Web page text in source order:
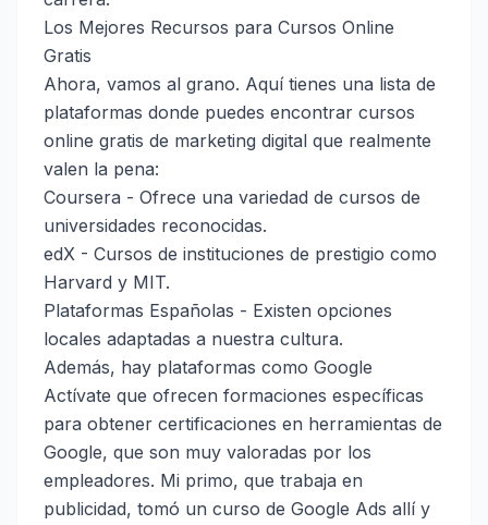
Los Mejores Recursos para Cursos Online
Gratis
Ahora, vamos al grano. Aquí tienes una lista de
plataformas donde puedes encontrar cursos
online gratis de marketing digital que realmente
valen la pena:
Coursera - Ofrece una variedad de cursos de
universidades reconocidas.
edX - Cursos de instituciones de prestigio como
Harvard y MIT.
Plataformas Españolas - Existen opciones
locales adaptadas a nuestra cultura.
Además, hay plataformas como Google
Actívate que ofrecen formaciones específicas
para obtener certificaciones en herramientas de
Google, que son muy valoradas por los
empleadores. Mi primo, que trabaja en
publicidad, tomó un curso de Google Ads allí y